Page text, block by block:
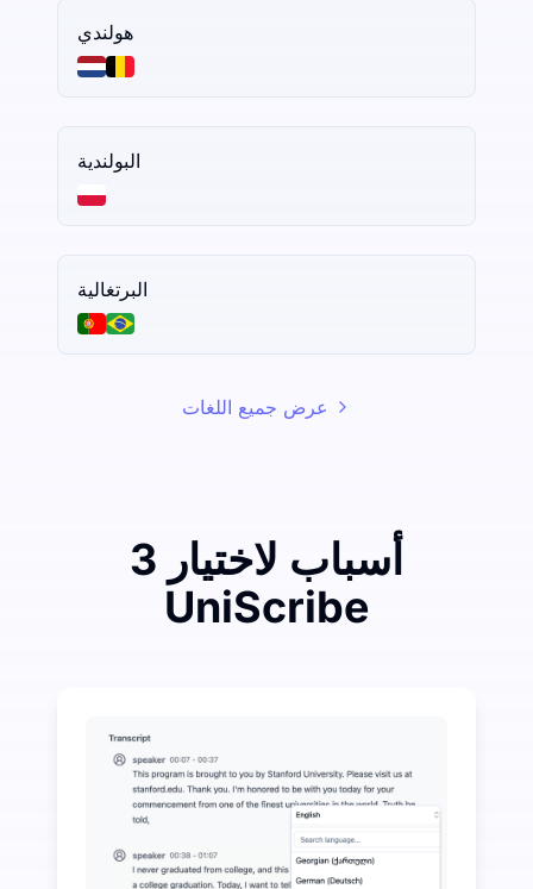
هولندي
البولندية
البرتغالية
عرض جميع اللغات
3 أسباب لاختيار
UniScribe
الاصطناعي الإضافية متاحة بخلاف تحويل الصوت إلى نص